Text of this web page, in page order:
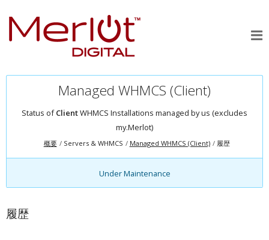
Managed WHMCS (Client)
Status ofClientWHMCS Installations managed by us (excludes
my.Merlot)
概要 Servers & WHMCS Managed WHMCS (Client) 履歴
Under Maintenance
履歴